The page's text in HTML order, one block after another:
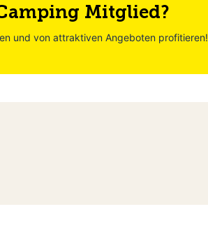
Mitglied?
und von attraktiven Angeboten profitieren!